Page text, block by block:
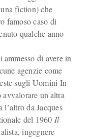
fiction) che
famoso caso di
qualche anno
di avere in
agenzie come
sugli Uomini In
un'altra
l’altro da Jacques
del 1960 Il
ingegnere